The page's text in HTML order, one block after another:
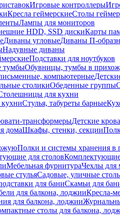
Игровые контроллеры
Кресла геймерскиеСтолы
Лампы для мониторов
HDD, SSD дискиКарты
Диваны угловыеДиваны П-
Надувные диваны
Подставки для ноутбуков
тумбыОбувницы, тумбы в
компьютерные
столикиОбеденные группы
для кухни
кухниСтулья, табуреты барные
трансформерыДетские
домаШкафы, стенки, секции
Полки и системы хранения
для столовКомплектующие
Мебельная фурнитураЧехлы для
стульяСадовые, уличные
для баниСкамьи для
для балкона, лоджииКресла-
для балкона, лоджии
столы для балкона,